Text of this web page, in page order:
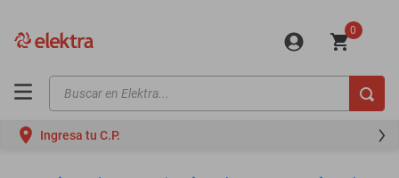
0
Buscar en Elektra...
Ingresa tu C.P.
motos